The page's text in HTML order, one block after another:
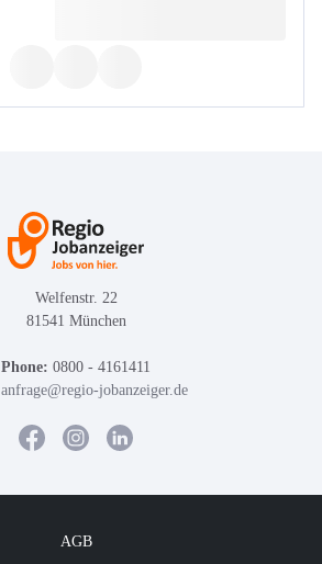
Welfenstr. 22
81541 München
Phone: 0800 - 4161411
anfrage@regio-jobanzeiger.de
AGB